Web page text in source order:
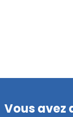
Vous avez